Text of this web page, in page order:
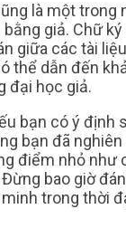
là một trong
giả. Chữ
giữa các tài
thể dẫn đến
đại học giả.
bạn có ý định
bạn đã
điểm nhỏ như
bao giờ
trong thời